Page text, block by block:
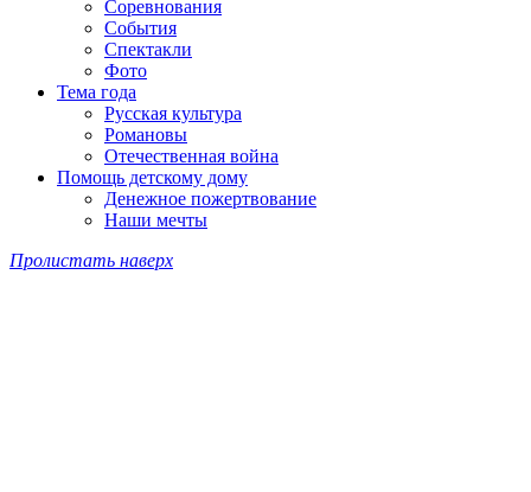
Соревнования
События
Спектакли
Фото
Тема года
Русская культура
Романовы
Отечественная война
Помощь детскому дому
Денежное пожертвование
Наши мечты
Пролистать наверх